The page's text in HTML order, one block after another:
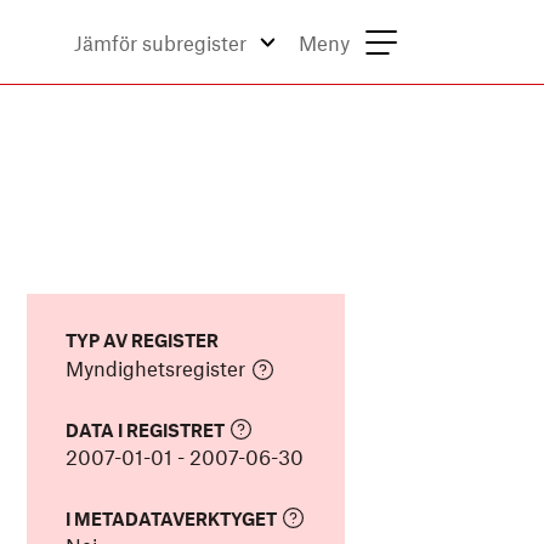
Jämför subregister Meny
TYP AV REGISTER
Myndighetsregister
DATA I REGISTRET
2007-01-01 - 2007-06-30
I METADATAVERKTYGET